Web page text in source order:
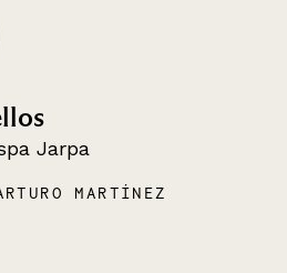
Jarpa
MARTÍNEZ